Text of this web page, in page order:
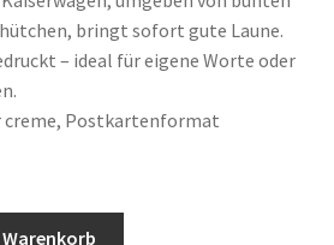
bringt sofort gute Laune.
– ideal für eigene Worte oder
creme, Postkartenformat
Warenkorb